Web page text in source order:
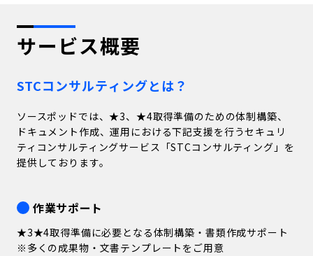
サービス概要
STCコンサルティングとは？
ソースポッドでは、★3、★4取得準備のための体制構築、
ドキュメント作成、運用における下記支援を行うセキュリ
ティコンサルティングサービス「STCコンサルティング」を
提供しております。
作業サポート
★3★4取得準備に必要となる体制構築・書類作成サポート
※多くの成果物・文書テンプレートをご用意